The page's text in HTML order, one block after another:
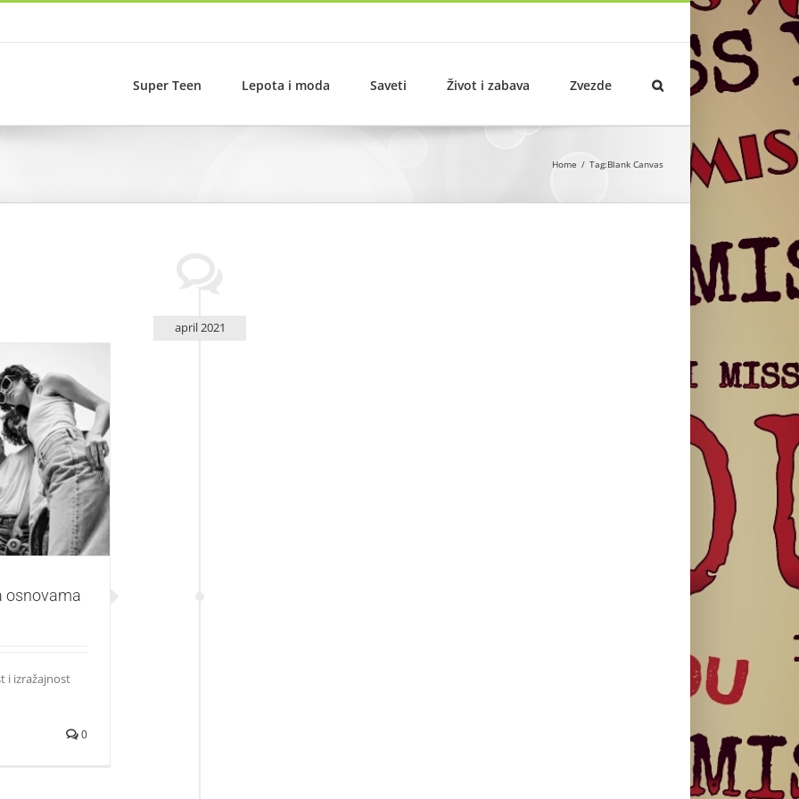
Super Teen Lepota i moda Saveti Život i zabava Zvezde
Home Tag:Blank Canvas
april 2021
osnovama
i izražajnost
0